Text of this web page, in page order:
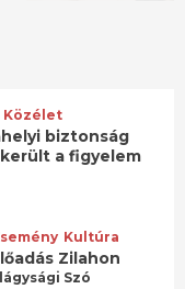
Közélet
biztonság
a figyelem
Kultúra
Zilahon
Szó